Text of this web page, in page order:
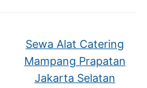
Sewa Alat Catering
Mampang Prapatan
Jakarta Selatan